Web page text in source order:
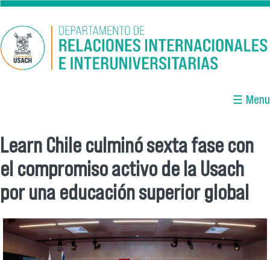
Pasar al contenido principal
☰ Menu
Se encuentra usted aquí
Learn Chile culminó sexta fase con
el compromiso activo de la Usach
por una educación superior global